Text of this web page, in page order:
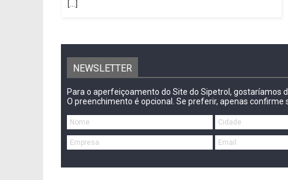
[...]
NEWSLETTER
Para o aperfeiçoamento do Site do Sipetrol, gostaríamos
O preenchimento é opcional. Se preferir, apenas confirme